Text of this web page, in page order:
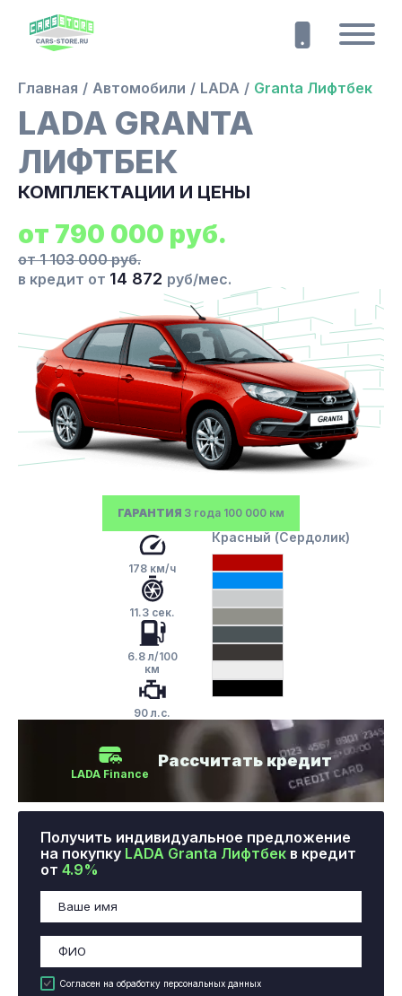
Главная Автомобили LADA Granta Лифтбек
178 км/ч
11.3 сек.
6.8 л/100
км
90 л.с.
Красный (Сердолик)
ГАРАНТИЯ 3 года 100 000 км
LADA GRANTA
ЛИФТБЕК
КОМПЛЕКТАЦИИ И ЦЕНЫ
от 790 000 руб.
от 1 103 000 руб.
в кредит от 14 872 руб/мес.
LADA Finance
Рассчитать кредит
Получить индивидуальное предложение
на покупку LADA Granta Лифтбек в кредит
от 4.9%
Согласен на обработку персональных данных